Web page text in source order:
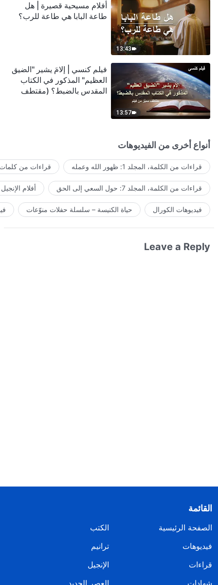
13:43
أفلام مسيحية قصيرة | هل
طاعة البابا هي طاعة للرب؟
13:57
فيلم كنسي | إلامَ يشير "الضيق
العظيم" المذكور في الكتاب
المقدس بالضبط؟ (مقتطف
أنواع أخرى من الفيديوهات
قراءات من الكلمة، المجلد 1: ظهور الله وعمله قراءات من كلمات
قراءات من الكلمة، المجلد 7: حول السعي إلى الحق أفلام الإنجيل
فيديوهات الكورال حياة الكنيسة – سلسلة حفلات منوّعات
Leave a Reply
القائمة
الصفحة الرئيسية
الكتب
فيديوهات
ترانيم
قراءات
الإنجيل
شهادات
العصر الجديد